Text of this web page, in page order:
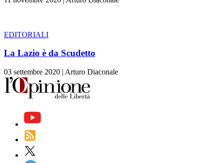
EDITORIALI
La Lazio è da Scudetto
03 settembre 2020 | Arturo Diaconale